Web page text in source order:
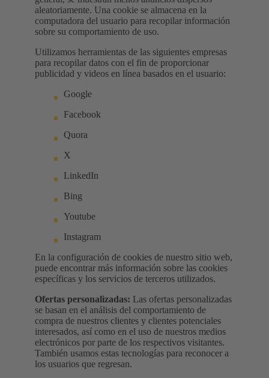
aleatoriamente. Una cookie se almacena en la
computadora del usuario para recopilar información
sobre su comportamiento de uso.
Utilizamos herramientas de las siguientes empresas
para recopilar datos con el fin de proporcionar
publicidad y videos en línea basados ​​en el usuario:
Google
Facebook
Quora
X
LinkedIn
Bing
Youtube
Instagram
En la configuración de cookies de nuestro sitio web,
puede encontrar más información sobre las cookies
específicas y los servicios de terceros utilizados.
Ofertas personalizadas: Las ofertas personalizadas
se basan en el análisis del comportamiento de
compra de nuestros clientes y clientes potenciales
interesados, así como en el uso de nuestros medios
electrónicos por parte de los respectivos visitantes.
También usamos estas tecnologías para reconocer a
los usuarios que regresan.